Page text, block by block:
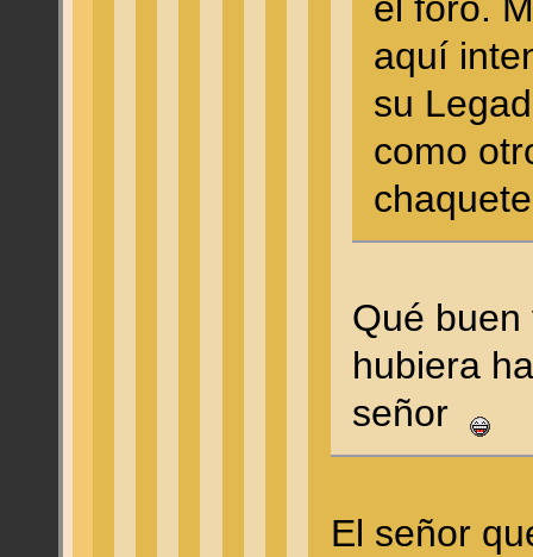
el foro.
aquí
su
como
Qué buen
hubiera
señor
El señor